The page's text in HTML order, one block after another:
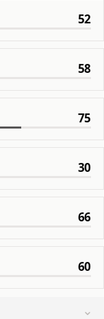
52
58
75
30
66
60